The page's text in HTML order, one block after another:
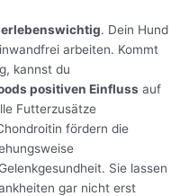
. Dein Hund
arbeiten. Kommt
kannst du
positiven Einfluss auf
Futterzusätze
fördern die
Sie lassen
gar nicht erst